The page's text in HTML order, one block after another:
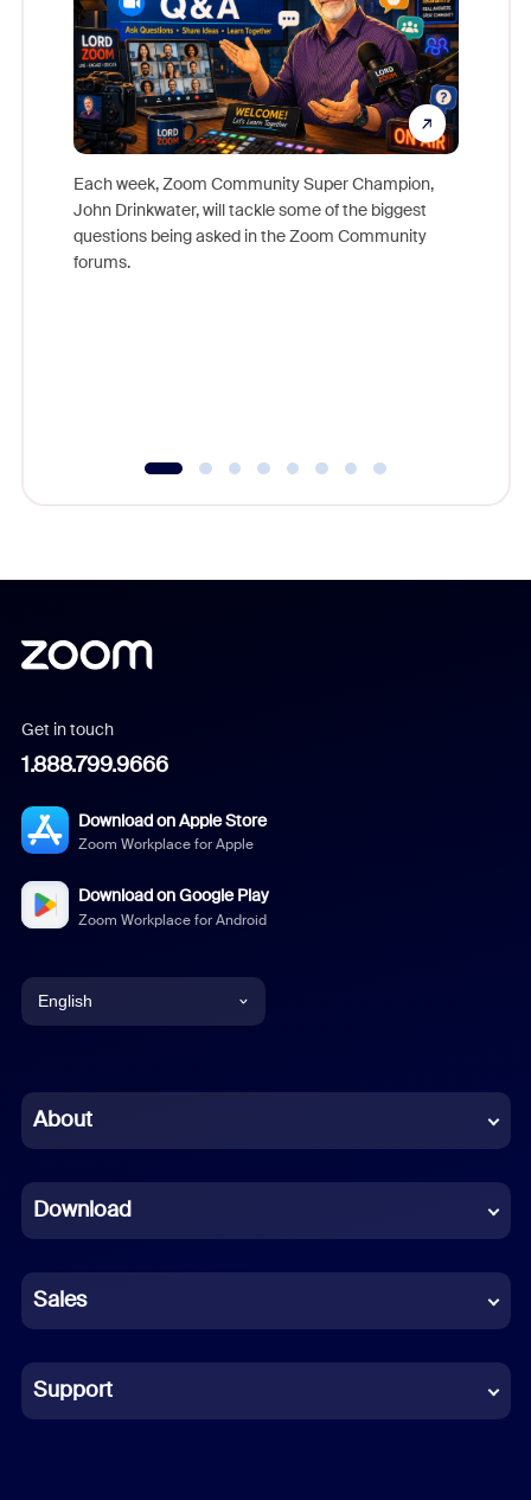
Each week, Zoom Community Super Champion,
John Drinkwater, will tackle some of the biggest
questions being asked in the Zoom Community
forums.
Get in touch
1.888.799.9666
Download on Apple Store
Zoom Workplace for Apple
Download on Google Play
Zoom Workplace for Android
English
Chinese (Simplified)
French
German
Indonesian
Italian
About
Download
Sales
Support